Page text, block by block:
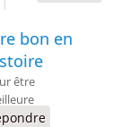
bon en
être